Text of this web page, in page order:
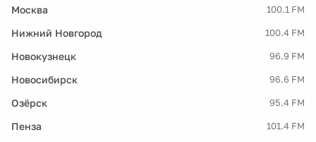
Москва 100.1 FM
Нижний Новгород 100.4 FM
Новокузнецк 96.9 FM
Новосибирск 96.6 FM
Озёрск 95.4 FM
Пенза 101.4 FM